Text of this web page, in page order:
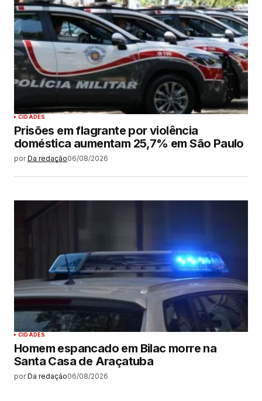
CIDADES
Prisões em flagrante por violência
doméstica aumentam 25,7% em São Paulo
por Da redação06/08/2026
CIDADES
Homem espancado em Bilac morre na
Santa Casa de Araçatuba
por Da redação06/08/2026